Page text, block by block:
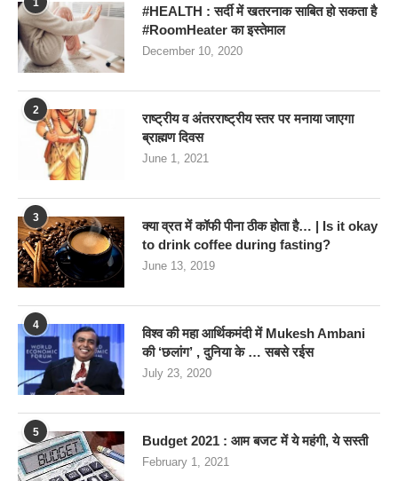
#HEALTH : सर्दी में खतरनाक साबित हो सकता है
#RoomHeater का इस्तेमाल
December 10, 2020
2
राष्ट्रीय व अंतरराष्ट्रीय स्तर पर मनाया जाएगा
ब्राह्मण दिवस
June 1, 2021
3
क्या व्रत में कॉफी पीना ठीक होता है… | Is it okay
to drink coffee during fasting?
June 13, 2019
4
विश्व की महा आर्थिकमंदी में Mukesh Ambani
की ‘छलांग’ , दुनिया के … सबसे रईस
July 23, 2020
5
Budget 2021 : आम बजट में ये महंगी, ये सस्‍ती
February 1, 2021